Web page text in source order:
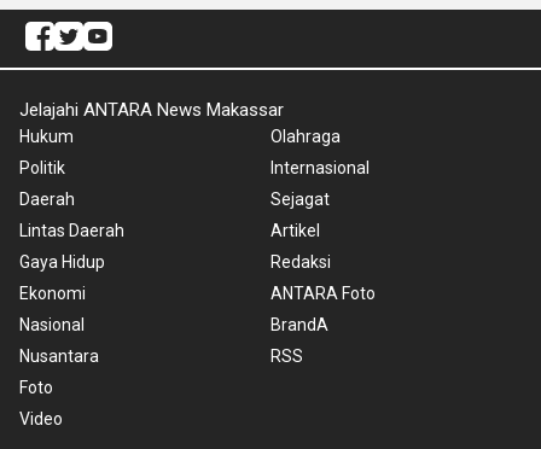
Jelajahi ANTARA News Makassar
Hukum
Politik
Daerah
Lintas Daerah
Gaya Hidup
Ekonomi
Nasional
Nusantara
Foto
Video
Olahraga
Internasional
Sejagat
Artikel
Redaksi
ANTARA Foto
BrandA
RSS